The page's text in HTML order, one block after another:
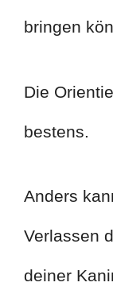
bringen
Die
bestens.
Anders
Verlassen
deiner